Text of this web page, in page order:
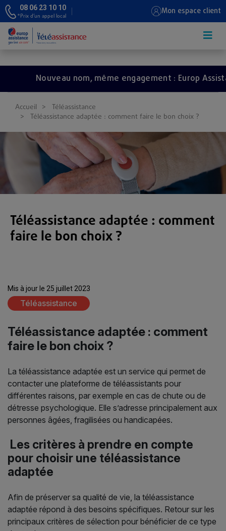
08 06 23 10 10
*Prix d’un appel local Mon espace client
Nouveau nom, même engagement : Europ
Accueil
Téléassistance
Téléassistance adaptée : comment faire le bon choix ?
Téléassistance adaptée : comment
faire le bon choix ?
Mis à jour le 25 juillet 2023
Téléassistance
Téléassistance adaptée : comment
faire le bon choix ?
La téléassistance adaptée est un service qui permet de
contacter une plateforme de téléassistants pour
différentes raisons, par exemple en cas de chute ou de
détresse psychologique. Elle s’adresse principalement aux
personnes âgées, fragilisées ou handicapées.
Les critères à prendre en compte
pour choisir une téléassistance
adaptée
Afin de préserver sa qualité de vie, la téléassistance
adaptée répond à des besoins spécifiques. Retour sur les
principaux critères de sélection pour bénéficier de ce type